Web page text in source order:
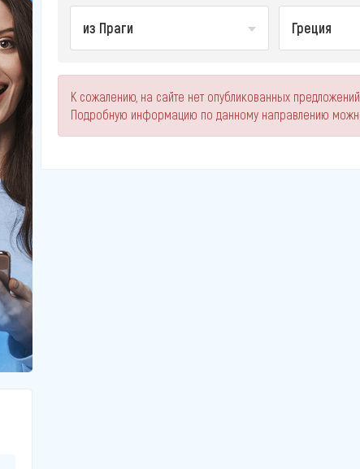
из Праги Греция
К сожалению, на сайте нет опубликованных
Подробную информацию по данному направлению